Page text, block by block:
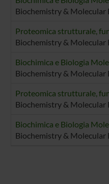
Biochemistry &
Proteomica strutturale,
Biochemistry &
Biochimica e Biologia
Biochemistry &
Proteomica strutturale,
Biochemistry & Molecular
Biochimica e Biologia
Biochemistry & Molecular